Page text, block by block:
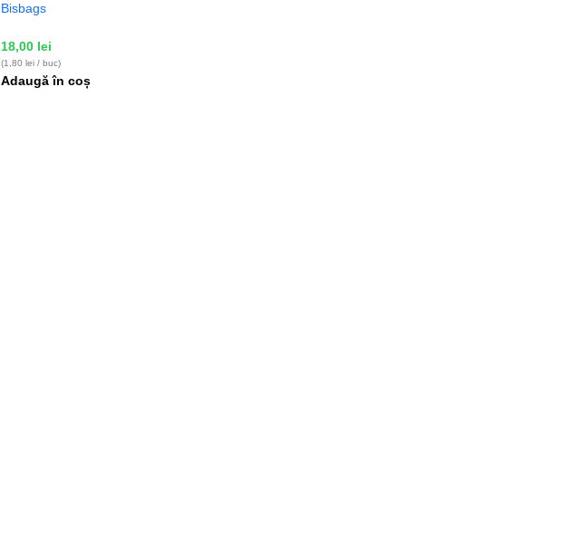
Bisbags
18,00 lei
(1,80 lei / buc)
Adaugă în coș